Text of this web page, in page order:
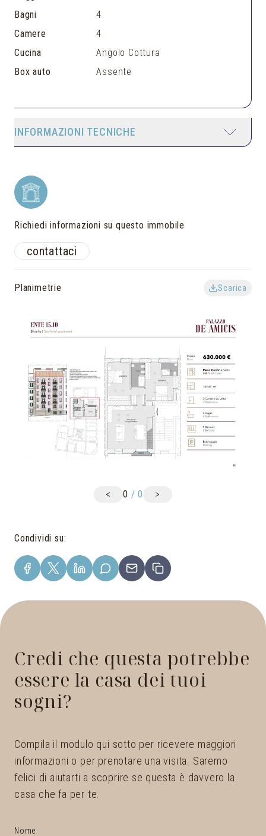
Bagni
4
Camere
4
Cucina
Angolo Cottura
Box auto
Assente
INFORMAZIONI TECNICHE
Richiedi informazioni su questo immobile
contattaci
Planimetrie Scarica
< 0 /0 >
Condividi su:
Credi che questa potrebbe
essere la casa dei tuoi
sogni?
Compila il modulo qui sotto per ricevere maggiori
informazioni o per prenotare una visita. Saremo
felici di aiutarti a scoprire se questa è davvero la
casa che fa per te.
Nome